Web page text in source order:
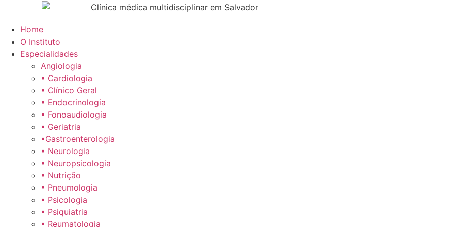
Home
O Instituto
Especialidades
Angiologia
• Cardiologia
• Clínico Geral
• Endocrinologia
• Fonoaudiologia
• Geriatria
•Gastroenterologia
• Neurologia
• Neuropsicologia
• Nutrição
• Pneumologia
• Psicologia
• Psiquiatria
• Reumatologia